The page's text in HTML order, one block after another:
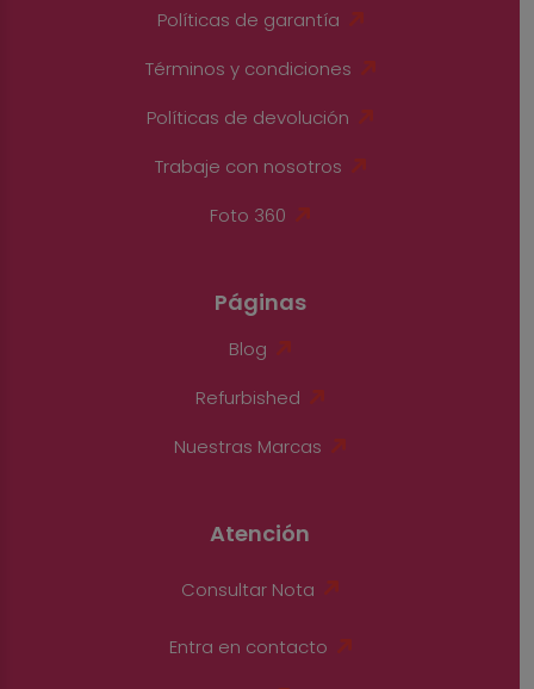
Políticas de garantía
Términos y condiciones
Políticas de devolución
Trabaje con nosotros
Foto 360
Páginas
Blog
Refurbished
Nuestras Marcas
Atención
Consultar Nota
Entra en contacto